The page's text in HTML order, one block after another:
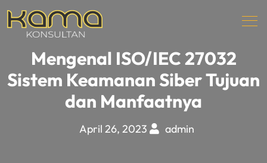
Mengenal ISO/IEC 27032
Sistem Keamanan Siber Tujuan
dan Manfaatnya
April 26, 2023 admin